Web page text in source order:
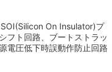
On Insulator)プ
フト回路、ブートストラッ
電圧低下時誤動作防止回路